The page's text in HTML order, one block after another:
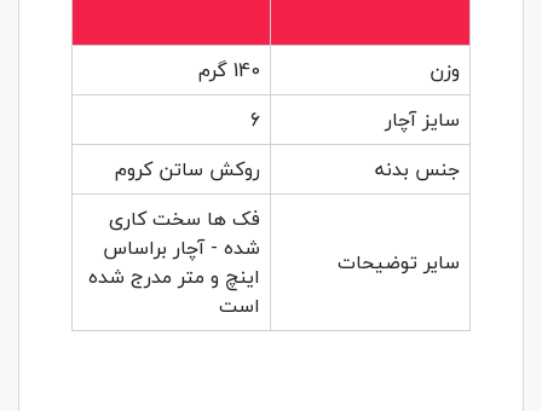
وزن
140 گرم
سایز آچار
6
جنس بدنه
روکش ساتن کروم
سایر توضیحات
فک ها سخت کاری
شده - آچار براساس
اینچ و متر مدرج شده
است